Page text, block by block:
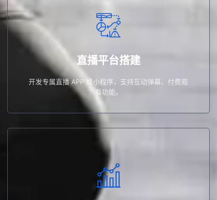
直播平台搭建
开发专属直播 APP 或小程序，支持互动弹幕、付费观
看功能。
直播平台搭建
开发专属直播 APP 或小程序，支持互动弹幕、付费观看
功能。
报告。